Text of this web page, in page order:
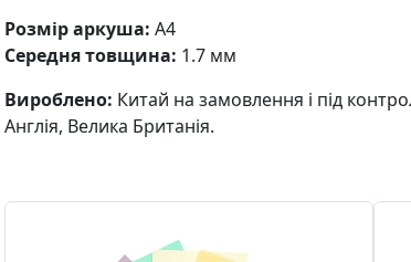
Розмір аркуша: А4
Середня товщина: 1.7 мм
Вироблено: Китай на замовлення і під
Англія, Велика Британія.